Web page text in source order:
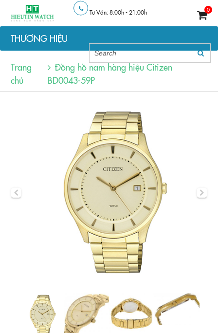
Tư Vấn: 8:00h - 21:00h 0
THƯƠNG HIỆU
Trang
chủ
Đồng hồ nam hàng hiệu Citizen
BD0043-59P